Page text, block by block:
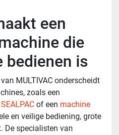
een
die
bedienen is
MULTIVAC onderscheidt
zoals een
of een machine
en veilige bediening, grote
De specialisten van